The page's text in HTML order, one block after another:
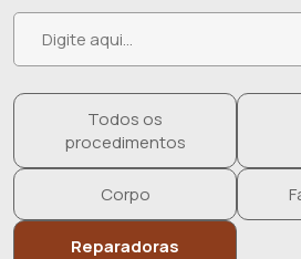
Todos os
procedimentos
Corpo
Reparadoras